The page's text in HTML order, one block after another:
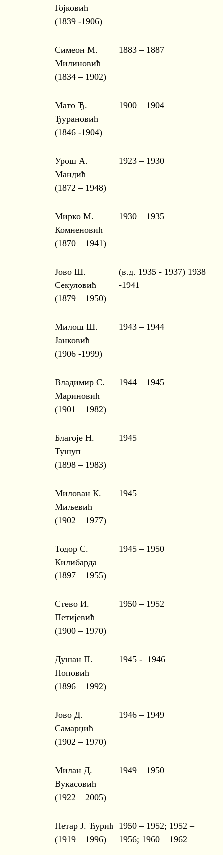
Гојковић
(1839 -1906)
Симеон М.
Милиновић
(1834 – 1902)
1883 – 1887
Мато Ђ.
Ђурановић
(1846 -1904)
1900 – 1904
Урош А.
Мандић
(1872 – 1948)
1923 – 1930
Мирко М.
Комненовић
(1870 – 1941)
1930 – 1935
Јово Ш.
Секуловић
(1879 – 1950)
(в.д. 1935 - 1937) 1938
-1941
Милош Ш.
Јанковић
(1906 -1999)
1943 – 1944
Владимир С.
Мариновић
(1901 – 1982)
1944 – 1945
Благоје Н.
Тушуп
(1898 – 1983)
1945
Милован К.
Миљевић
(1902 – 1977)
1945
Тодор С.
Килибарда
(1897 – 1955)
1945 – 1950
Стево И.
Петијевић
(1900 – 1970)
1950 – 1952
Душан П.
Поповић
(1896 – 1992)
1945 - 1946
Јово Д.
Самарџић
(1902 – 1970)
1946 – 1949
Милан Д.
Вукасовић
(1922 – 2005)
1949 – 1950
Петар Ј. Ћурић
(1919 – 1996)
1950 – 1952; 1952 –
1956; 1960 – 1962